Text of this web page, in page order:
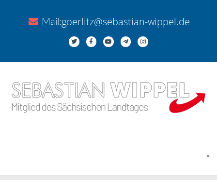
Mail:goerlitz@sebastian-wippel.de
.